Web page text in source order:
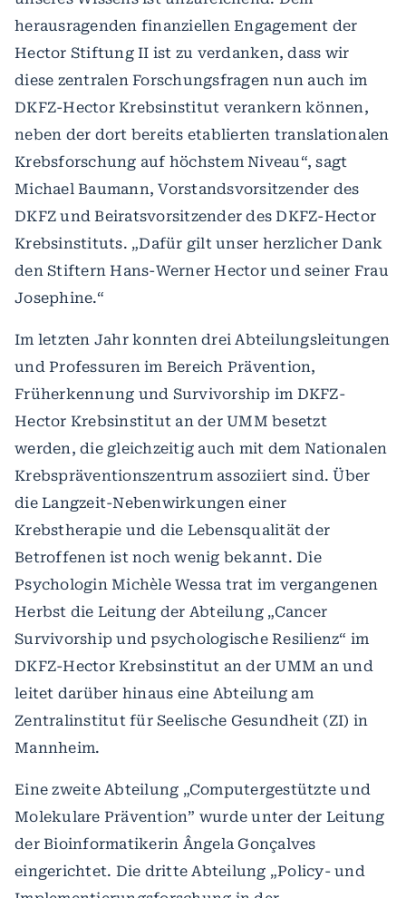
herausragenden finanziellen Engagement der
Hector Stiftung II ist zu verdanken, dass wir
diese zentralen Forschungsfragen nun auch im
DKFZ-Hector Krebsinstitut verankern können,
neben der dort bereits etablierten translationalen
Krebsforschung auf höchstem Niveau“, sagt
Michael Baumann, Vorstandsvorsitzender des
DKFZ und Beiratsvorsitzender des DKFZ-Hector
Krebsinstituts. „Dafür gilt unser herzlicher Dank
den Stiftern Hans-Werner Hector und seiner Frau
Josephine.“
Im letzten Jahr konnten drei Abteilungsleitungen
und Professuren im Bereich Prävention,
Früherkennung und Survivorship im DKFZ-
Hector Krebsinstitut an der UMM besetzt
werden, die gleichzeitig auch mit dem Nationalen
Krebspräventionszentrum assoziiert sind. Über
die Langzeit-Nebenwirkungen einer
Krebstherapie und die Lebensqualität der
Betroffenen ist noch wenig bekannt. Die
Psychologin Michèle Wessa trat im vergangenen
Herbst die Leitung der Abteilung „Cancer
Survivorship und psychologische Resilienz“ im
DKFZ-Hector Krebsinstitut an der UMM an und
leitet darüber hinaus eine Abteilung am
Zentralinstitut für Seelische Gesundheit (ZI) in
Mannheim.
Eine zweite Abteilung „Computergestützte und
Molekulare Prävention” wurde unter der Leitung
der Bioinformatikerin Ângela Gonçalves
eingerichtet. Die dritte Abteilung „Policy- und